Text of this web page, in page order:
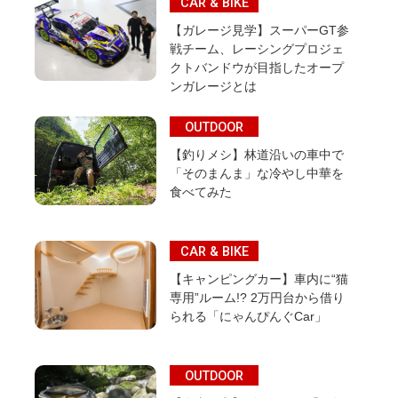
【ガレージ見学】スーパーGT参
戦チーム、レーシングプロジェ
クトバンドウが目指したオープ
ンガレージとは
OUTDOOR
【釣りメシ】林道沿いの車中で
「そのまんま」な冷やし中華を
食べてみた
CAR & BIKE
【キャンピングカー】車内に“猫
専用”ルーム!? 2万円台から借り
られる「にゃんぴんぐCar」
OUTDOOR